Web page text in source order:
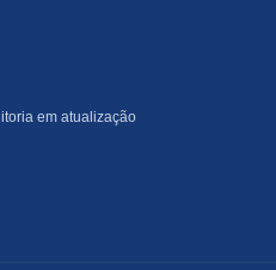
em atualização